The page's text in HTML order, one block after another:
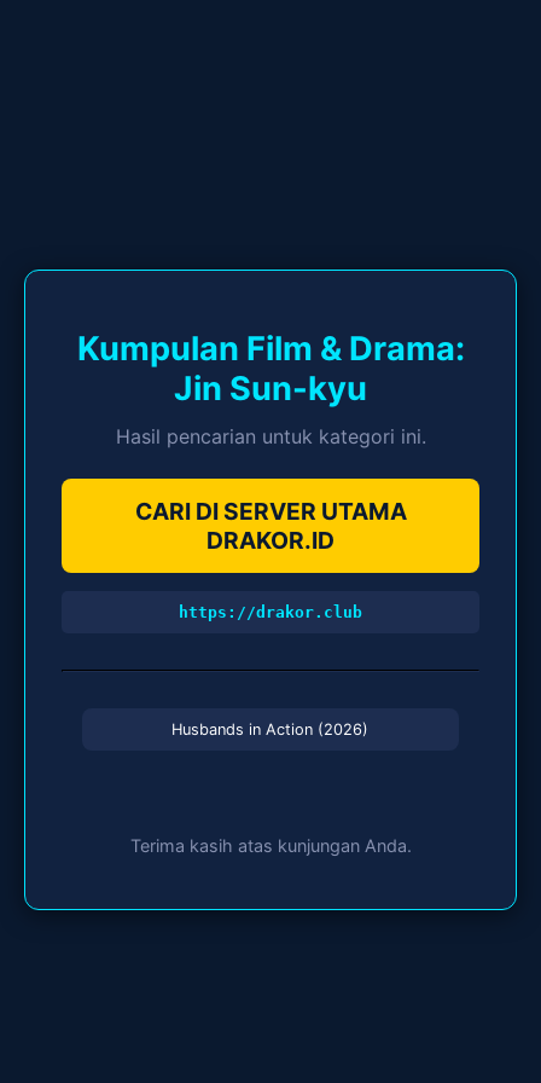
Kumpulan Film & Drama:
Jin Sun-kyu
Hasil pencarian untuk kategori ini.
CARI DI SERVER UTAMA
DRAKOR.ID
https://drakor.club
Husbands in Action (2026)
Terima kasih atas kunjungan Anda.